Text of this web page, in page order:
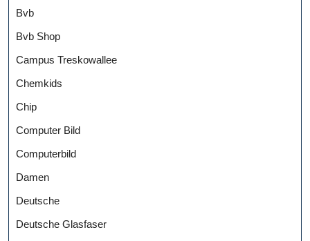
Bvb
Bvb Shop
Campus Treskowallee
Chemkids
Chip
Computer Bild
Computerbild
Damen
Deutsche
Deutsche Glasfaser